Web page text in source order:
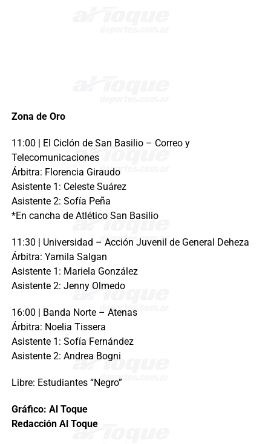
Zona de Oro
11:00 | El Ciclón de San Basilio – Correo y
Telecomunicaciones
Árbitra: Florencia Giraudo
Asistente 1: Celeste Suárez
Asistente 2: Sofía Peña
*En cancha de Atlético San Basilio
11:30 | Universidad – Acción Juvenil de General Deheza
Árbitra: Yamila Salgan
Asistente 1: Mariela González
Asistente 2: Jenny Olmedo
16:00 | Banda Norte – Atenas
Árbitra: Noelia Tissera
Asistente 1: Sofía Fernández
Asistente 2: Andrea Bogni
Libre: Estudiantes “Negro”
Gráfico: Al Toque
Redacción Al Toque